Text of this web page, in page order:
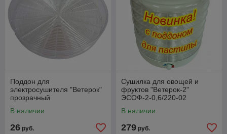
Поддон для
электросушителя "Ветерок"
прозрачный
В наличии
26 руб.
Сушилка для овощей и
фруктов "Ветерок-2"
ЭСОФ-2-0,6/220-02
поддоном для пастилы)
В наличии
279 руб.